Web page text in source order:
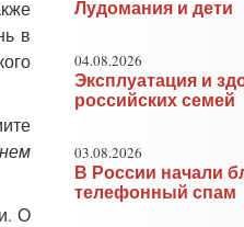
в
О
Лудомания и дети
04.08.2026
Эксплуатация и
российских семей
03.08.2026
В России начали
телефонный спам